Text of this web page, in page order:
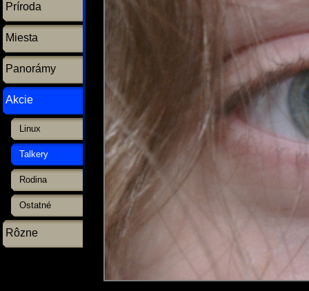
Príroda
Miesta
Panorámy
Akcie
Linux
Talkery
Rodina
Ostatné
Rôzne